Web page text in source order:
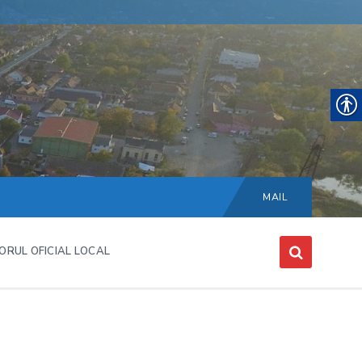
Choose
language:
MAIL
OFICIAL LOCAL